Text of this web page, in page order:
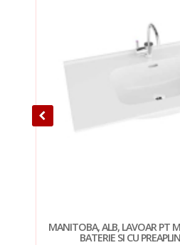
MANITOBA, ALB, LAVOAR PT
BATERIE SI CU